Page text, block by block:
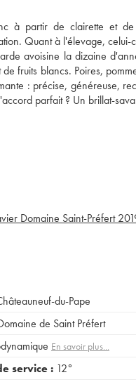
à partir de clairette et de
Quant à l'élevage, celui-
avoisine la dizaine
fruits blancs. Poires,
: précise, généreuse,
parfait ? Un brillat-
Domaine Saint-Préfert
du-Pape
de Saint Préfert
En savoir plus...
service : 12°